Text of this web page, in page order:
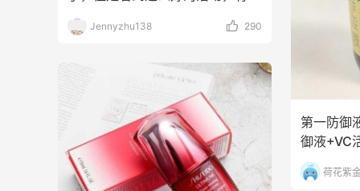
喜欢的原生液赠送，又忍
Jennyzhu138 290
第一防御
御液+VC
补充每日
荷花紫